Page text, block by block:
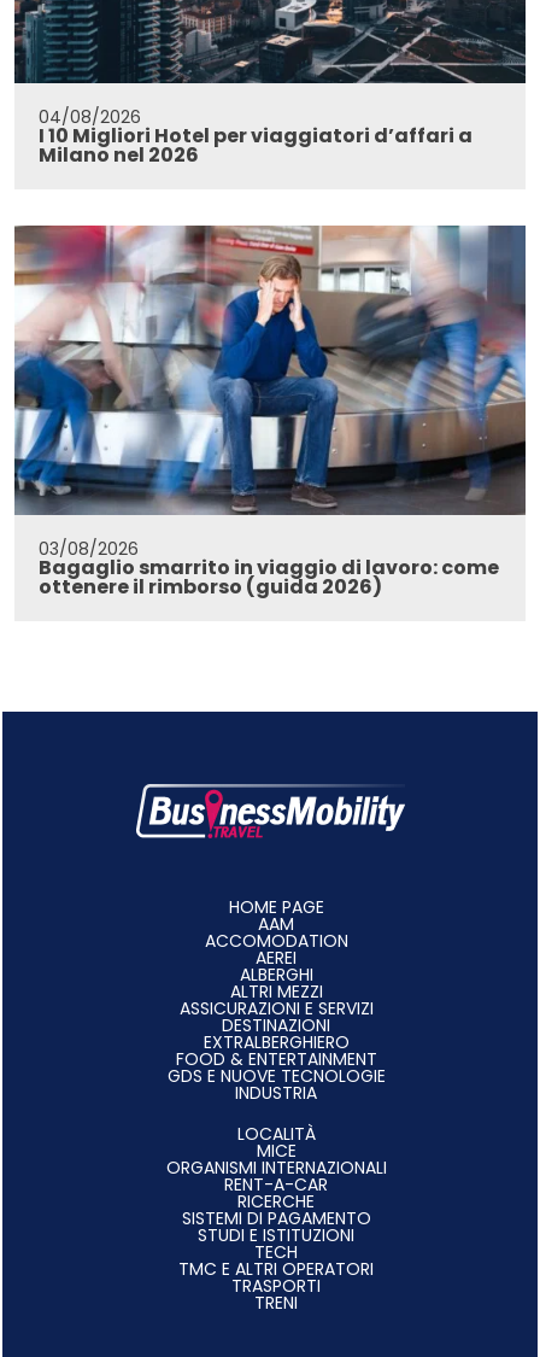
04/08/2026
I 10 Migliori Hotel per viaggiatori d’affari a
Milano nel 2026
03/08/2026
Bagaglio smarrito in viaggio di lavoro: come
ottenere il rimborso (guida 2026)
HOME PAGE
AAM
ACCOMODATION
AEREI
ALBERGHI
ALTRI MEZZI
ASSICURAZIONI E SERVIZI
DESTINAZIONI
EXTRALBERGHIERO
FOOD & ENTERTAINMENT
GDS E NUOVE TECNOLOGIE
INDUSTRIA
LOCALITÀ
MICE
ORGANISMI INTERNAZIONALI
RENT-A-CAR
RICERCHE
SISTEMI DI PAGAMENTO
STUDI E ISTITUZIONI
TECH
TMC E ALTRI OPERATORI
TRASPORTI
TRENI